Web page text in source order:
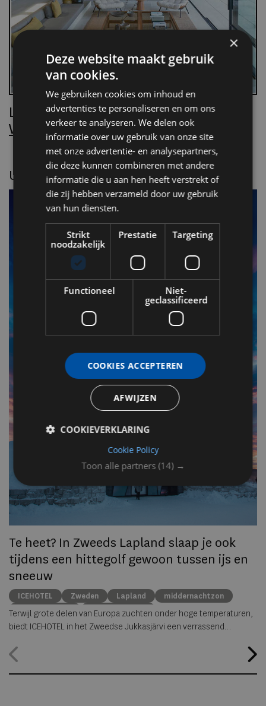
Lees Villa d’Arte!
Word nu abonnee.
UITGELICHT
Te heet? In Zweeds Lapland slaap je ook
tijdens een hittegolf gewoon tussen ijs en
sneeuw
ICEHOTEL Zweden Lapland
middernachtzon
summer travel
Arctische reizen
Terwijl grote delen van Europa zuchten onder hoge temperaturen,
biedt ICEHOTEL in het Zweedse Jukkasjärvi een verrassend
hele jaar geopend, waardoor gasten zelfs midden in de zomer
kunnen overnachten in met de hand uit ijs vervaardigde Art Suites.
×
Deze website maakt gebruik
van cookies.
We gebruiken cookies om inhoud en
advertenties te personaliseren en om ons
verkeer te analyseren. We delen ook
informatie over uw gebruik van onze site
met onze advertentie- en analysepartners,
die deze kunnen combineren met andere
informatie die u aan hen heeft verstrekt of
die zij hebben verzameld door uw gebruik
van hun diensten.
Toon alle partners (14) →
Strikt
noodzakelijk
Prestatie Targeting
Functioneel
Niet-
geclassificeerd
COOKIES ACCEPTEREN
AFWIJZEN
COOKIEVERKLARING
Cookie Policy